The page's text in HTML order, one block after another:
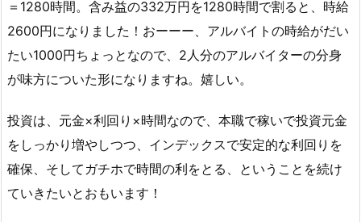
＝1280時間。含み益の332万円を1280時間で割ると、時給
2600円になりました！おーーー、アルバイトの時給がだい
たい1000円ちょっとなので、2人分のアルバイターの分身
が味方についた形になりますね。嬉しい。
投資は、元金×利回り×時間なので、本職で稼いで投資元金
をしっかり増やしつつ、インデックスで安定的な利回りを
確保、そしてガチホで時間の利をとる、ということを続け
ていきたいとおもいます！